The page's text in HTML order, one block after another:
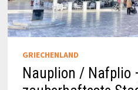
GRIECHENLAND
Nauplion / Nafplio